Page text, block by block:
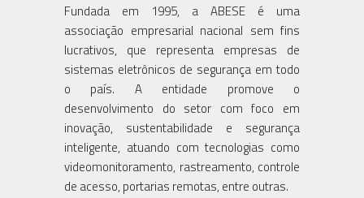
Fundada em 1995, a ABESE é uma
associação empresarial nacional sem fins
lucrativos, que representa empresas de
sistemas eletrônicos de segurança em todo
o país. A entidade promove o
desenvolvimento do setor com foco em
inovação, sustentabilidade e segurança
inteligente, atuando com tecnologias como
videomonitoramento, rastreamento, controle
de acesso, portarias remotas, entre outras.